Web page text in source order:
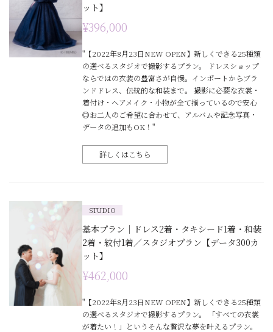
ット】
¥396,000
"【2022年8月23日NEW OPEN】新しくできる25種類
の選べるスタジオで撮影するプラン。 ドレスショップ
ならではの衣装の豊富さが自慢。インポートからブラ
ンドドレス、伝統的な和装まで。 撮影に必要な衣裳・
着付け・ヘアメイク・小物が全て揃っているので安心
◎お二人のご希望に合わせて、アルバムや記念写真・
データの追加もOK！"
詳しくはこちら
STUDIO
基本プラン｜ドレス2着・タキシード1着・和装
2着・紋付1着／スタジオプラン【データ300カ
ット】
¥462,000
"【2022年8月23日NEW OPEN】新しくできる25種類
の選べるスタジオで撮影するプラン。 「すべての衣裳
が着たい！」というそんな贅沢な夢を叶えるプラン。